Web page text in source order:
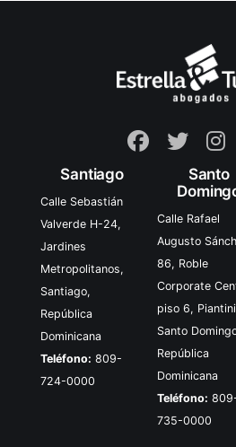
Santiago
Calle Sebastián
Valverde H-24,
Jardines
Metropolitanos,
Santiago,
República
Dominicana
Teléfono: 809-
724-0000
Santo
Calle Rafael
Augusto
86, Roble
Corporate
piso 6,
Santo
República
Dominicana
Teléfono:
735-0000